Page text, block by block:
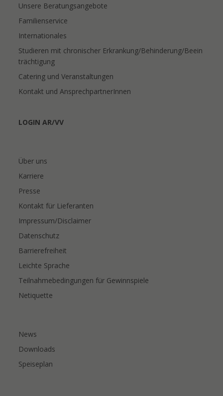
Unsere Beratungsangebote
Familienservice
Internationales
Studieren mit chronischer Erkrankung/Behinderung/Beein
trächtigung
Catering und Veranstaltungen
Kontakt und AnsprechpartnerInnen
LOGIN AR/VV
Über uns
Karriere
Presse
Kontakt für Lieferanten
Impressum/Disclaimer
Datenschutz
Barrierefreiheit
Leichte Sprache
Teilnahmebedingungen für Gewinnspiele
Netiquette
News
Downloads
Speiseplan